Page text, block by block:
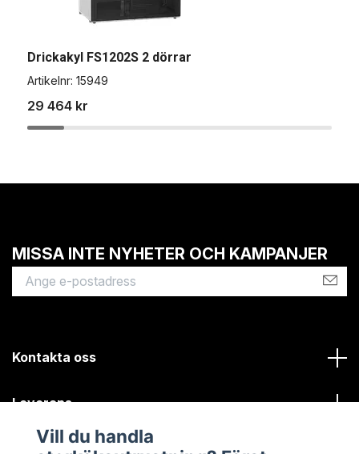
Drickakyl FS1202S 2 dörrar
Artikelnr: 15949
29 464 kr
MISSA INTE NYHETER OCH KAMPANJER
Kontakta oss
Leverans
Kundinformation
Vill du handla